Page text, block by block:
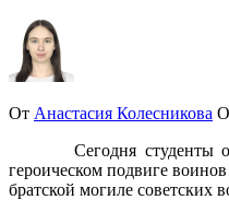
От Анастасия Колесникова
Сегодня студенты
героическом подвиге
братской могиле советских